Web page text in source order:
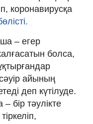
коронавирусқа
– егер
болса,
айының
деп күтілуде.
бір тәулікте